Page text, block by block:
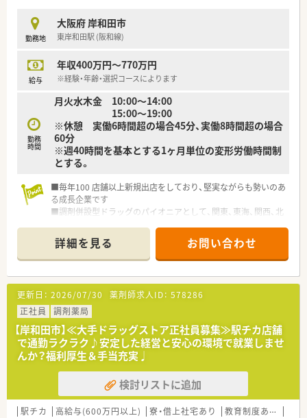
があるのも特徴です
勤務地
大阪府 岸和田市
東岸和田駅 (阪和線)
給与
年収400万円～770万円
※経験・年齢・選択コースによります
勤務
時間
月火水木金 10:00〜14:00
15:00〜19:00
※休憩 実働6時間超の場合45分、実働8時間超の場合
60分
※週40時間を基本とする1ヶ月単位の変形労働時間制
とする。
■毎年100 店舗以上新規出店をしており、堅実ながらも勢いのあ
る成長企業です
■調剤併設型ドラッグのパイオニアとして、関東、東海、関西、北
■研修制度は様々なプランがあり、集合研修だけでなく任意で受
講可能な研修も幅広く用意されています
■店舗で活躍する従業員、社外で活躍する従業員、将来経営幹部
となる従業員など、薬剤師として様々な活躍ができるフィールド
を用意されています
■総合薬剤師・調剤薬剤師（土日休み・19時までの勤務）どちらか
の働き方を選択できます
■調剤併設型だけでなく「医療モール・クリニック併設店舗」「敷
地内薬局」「訪問調剤特化型店舗」など様々な店舗を運営してい
ます
■在宅医療にも積極的取り組んでおり「訪問調剤特化型店舗」を
50店舗以上、無菌調剤室は業界最多の51店舗設置しています
■「プラチナくるみん認定企業」「健康経営優良法人2023（大規模
法人部門）認定」等を取得し一人ひとりが働きやすい環境が整備
されています
詳細を見る お問い合わせ
更新日： 2026/07/30 薬剤師求人ID： 578286
正社員
調剤薬局
【岸和田市】≪大手ドラッグストア正社員募集≫駅チカ店舗
で通勤ラクラク♪安定した経営と安心の環境で就業しませ
んか？福利厚生＆手当充実♩
検討リストに追加
駅チカ 高給与(600万円以上) 寮・借上社宅あり 教育制度あり